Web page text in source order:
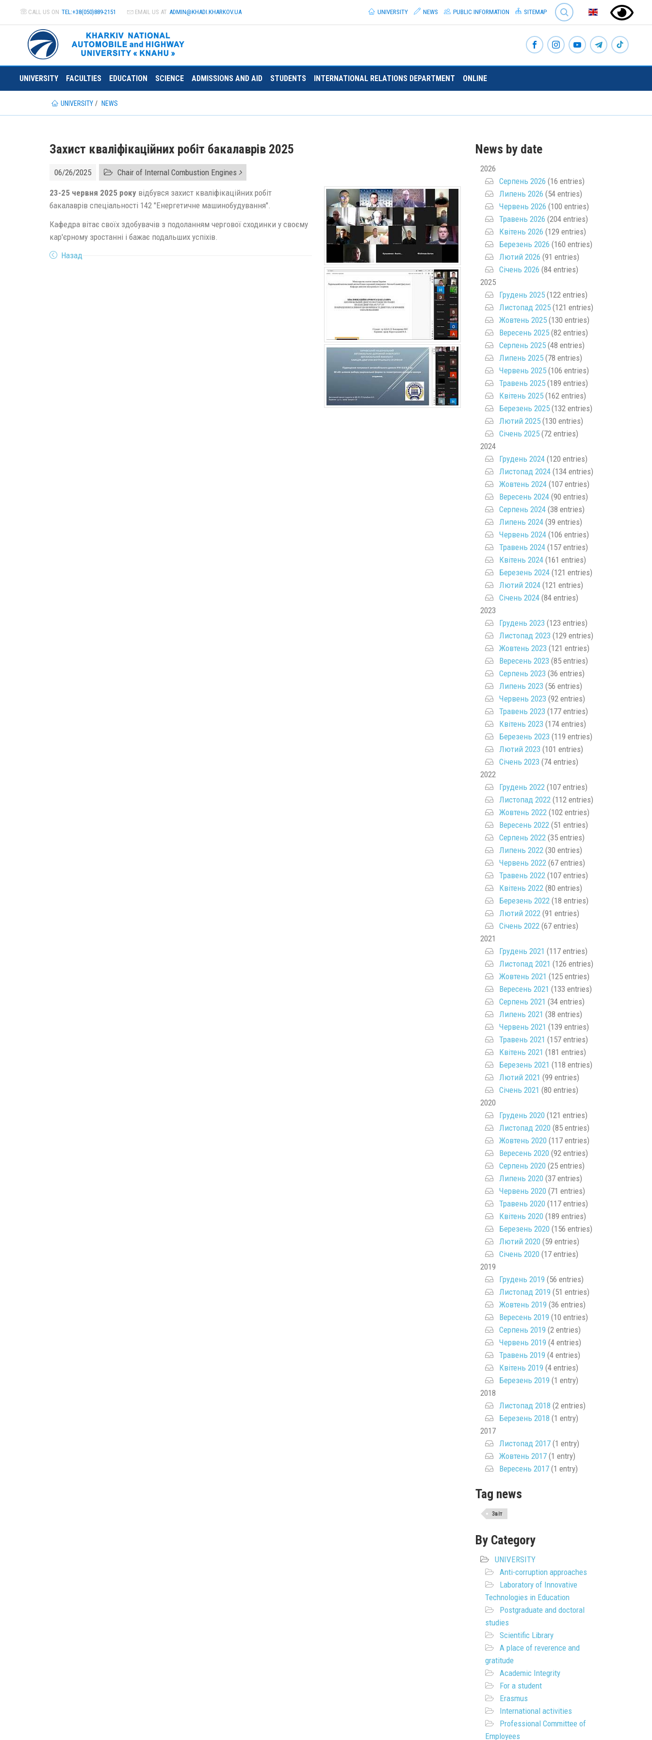
CALL US ON TEL:+38(050)889-2151 EMAIL US AT ADMIN@KHADI.KHARKOV.UA
SEARCH
UNIVERSITY
NEWS PUBLIC INFORMATION SITEMAP
UNIVERSITY FACULTIES EDUCATION SCIENCE ADMISSIONS AND AID STUDENTS INTERNATIONAL RELATIONS DEPARTMENT ONLINE
UNIVERSITY NEWS
Захист кваліфікаційних робіт бакалаврів 2025
06/26/2025 Chair of Internal Combustion Engines
23-25 червня 2025 року відбувся захист кваліфікаційних робіт
бакалаврів спеціальності 142 "Енергетичне машинобудування".
Кафедра вітає своїх здобувачів з подоланням чергової сходинки у своєму
кар'єрному зростанні і бажає подальших успіхів.
Назад
News by date
2026
Серпень 2026 (16 entries)
Липень 2026 (54 entries)
Червень 2026 (100 entries)
Травень 2026 (204 entries)
Квітень 2026 (129 entries)
Березень 2026 (160 entries)
Лютий 2026 (91 entries)
Січень 2026 (84 entries)
2025
Грудень 2025(122 entries)
Листопад 2025(121 entries)
Жовтень 2025(130 entries)
Вересень 2025(82 entries)
Серпень 2025(48 entries)
Липень 2025(78 entries)
Червень 2025(106 entries)
Травень 2025(189 entries)
Квітень 2025(162 entries)
Березень 2025(132 entries)
Лютий 2025(130 entries)
Січень 2025(72 entries)
2024
Грудень 2024(120 entries)
Листопад 2024(134 entries)
Жовтень 2024(107 entries)
Вересень 2024(90 entries)
Серпень 2024(38 entries)
Липень 2024(39 entries)
Червень 2024(106 entries)
Травень 2024(157 entries)
Квітень 2024(161 entries)
Березень 2024(121 entries)
Лютий 2024(121 entries)
Січень 2024(84 entries)
2023
Грудень 2023 (123 entries)
Листопад 2023 (129 entries)
Жовтень 2023 (121 entries)
Вересень 2023 (85 entries)
Серпень 2023 (36 entries)
Липень 2023 (56 entries)
Червень 2023 (92 entries)
Травень 2023 (177 entries)
Квітень 2023 (174 entries)
Березень 2023 (119 entries)
Лютий 2023 (101 entries)
Січень 2023 (74 entries)
2022
Грудень 2022(107 entries)
Листопад 2022(112 entries)
Жовтень 2022(102 entries)
Вересень 2022(51 entries)
Серпень 2022(35 entries)
Липень 2022(30 entries)
Червень 2022(67 entries)
Травень 2022(107 entries)
Квітень 2022(80 entries)
Березень 2022(18 entries)
Лютий 2022(91 entries)
Січень 2022(67 entries)
2021
Грудень 2021 (117 entries)
Листопад 2021 (126 entries)
Жовтень 2021 (125 entries)
Вересень 2021 (133 entries)
Серпень 2021 (34 entries)
Липень 2021 (38 entries)
Червень 2021 (139 entries)
Травень 2021 (157 entries)
Квітень 2021 (181 entries)
Березень 2021 (118 entries)
Лютий 2021 (99 entries)
Січень 2021 (80 entries)
2020
Грудень 2020(121 entries)
Листопад 2020(85 entries)
Жовтень 2020(117 entries)
Вересень 2020(92 entries)
Серпень 2020(25 entries)
Липень 2020(37 entries)
Червень 2020(71 entries)
Травень 2020(117 entries)
Квітень 2020(189 entries)
Березень 2020(156 entries)
Лютий 2020(59 entries)
Січень 2020(17 entries)
2019
Грудень 2019 (56 entries)
Листопад 2019 (51 entries)
Жовтень 2019 (36 entries)
Вересень 2019 (10 entries)
Серпень 2019 (2 entries)
Червень 2019 (4 entries)
Травень 2019 (4 entries)
Квітень 2019 (4 entries)
Березень 2019 (1 entry)
2018
Листопад 2018 (2 entries)
Березень 2018 (1 entry)
2017
Листопад 2017(1 entry)
Жовтень 2017(1 entry)
Вересень 2017(1 entry)
Tag news
Звіт
By Category
UNIVERSITY
Anti-corruption approaches
Laboratory of Innovative
Technologies in Education
Postgraduate and doctoral
studies
Scientific Library
A place of reverence and
gratitude
Academic Integrity
For a student
Erasmus
International activities
Professional Committee of
Employees